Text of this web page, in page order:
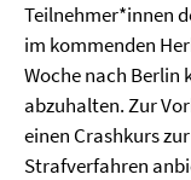
Teilnehmer*innen
im kommenden
Woche nach Berlin
abzuhalten. Zur
einen Crashkurs
Strafverfahren